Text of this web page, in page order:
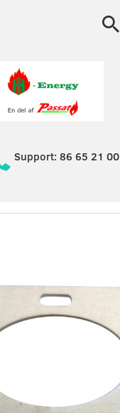
Support: 86 65 21 00